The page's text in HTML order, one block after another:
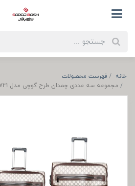
خانه
فهرست محصولات
مجموعه سه عددی چمدان طرح گوچی مدل SBG4721